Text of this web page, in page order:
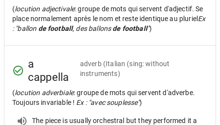
(locution adjectivale: groupe de mots qui servent d'adjectif. Se
place normalement après le nom et reste identique au pluriel Ex
: "ballon de football, des ballonsde football")
a
cappella
adverb (Italian (sing: without
instruments)
(locution adverbiale: groupe de mots qui servent d'adverbe.
Toujours invariable ! Ex : "avec souplesse")
The piece is usually orchestral but they performed it a